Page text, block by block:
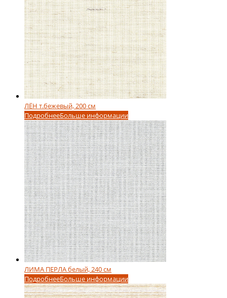
ЛЁН т.бежевый, 200 см
ПодробнееБольше информации
ЛИМА ПЕРЛА белый, 240 см
ПодробнееБольше информации